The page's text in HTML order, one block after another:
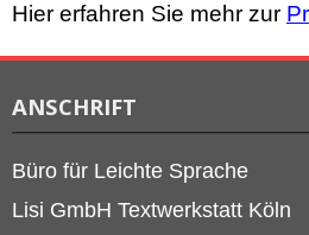
Hier erfahren Sie mehr zur
ANSCHRIFT
Büro für Leichte Sprache
Lisi GmbH Textwerkstatt Köln